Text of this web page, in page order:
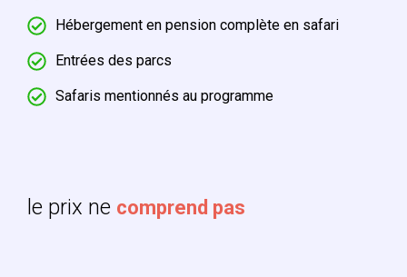
Hébergement en pension complète en safari
Entrées des parcs
Safaris mentionnés au programme
le prix ne comprend pas